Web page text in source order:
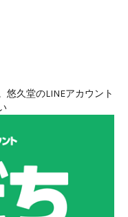
悠久堂のLINEアカウント